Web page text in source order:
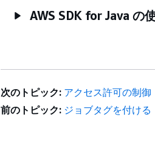
AWS SDK for Java の
次のトピック: アクセス許可の制御
前のトピック: ジョブタグを付ける